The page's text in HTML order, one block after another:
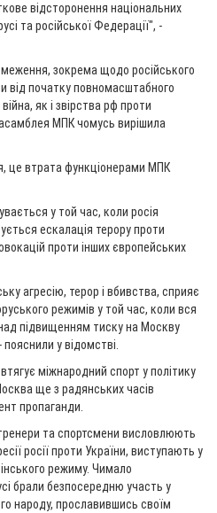
відсторонення національних
та російської Федерації", -
зокрема щодо російського
від початку повномасштабного
як і звірства рф проти
МПК чомусь вирішила
це втрата функціонерами МПК
у той час, коли росія
ескалація терору проти
проти інших європейських
агресію, терор і вбивства, сприяє
режимів у той час, коли вся
підвищенням тиску на Москву
у відомстві.
міжнародний спорт у політику
ще з радянських часів
пропаганди.
тренери та спортсмени висловлюють
росії проти України, виступають у
режиму. Чимало
брали безпосередню участь у
народу, прославившись своїм